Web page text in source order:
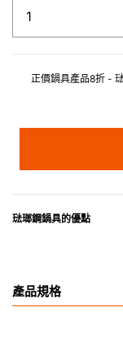
正價鍋具產品8折 -
琺瑯鋼鍋具的優點
產品規格